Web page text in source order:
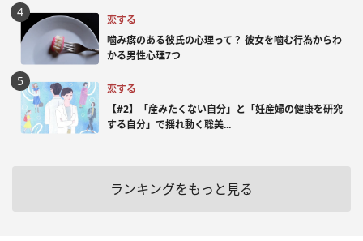
恋する
噛み癖のある彼氏の心理って？ 彼女を噛む行為からわ
かる男性心理7つ
恋する
【#2】「産みたくない自分」と「妊産婦の健康を研究
する自分」で揺れ動く聡美...
ランキングをもっと見る